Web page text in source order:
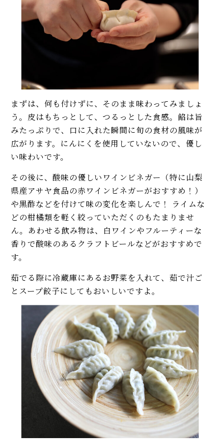
まずは、何も付けずに、そのまま味わってみましょ
う。皮はもちっとして、つるっとした食感。餡は旨
みたっぷりで、口に入れた瞬間に旬の食材の風味が
広がります。にんにくを使用していないので、優し
い味わいです。
その後に、酸味の優しいワインビネガー（特に山梨
県産アサヤ食品の赤ワインビネガーがおすすめ！）
や黒酢などを付けて味の変化を楽しんで！ ライムな
どの柑橘類を軽く絞っていただくのもたまりませ
ん。あわせる飲み物は、白ワインやフルーティーな
香りで酸味のあるクラフトビールなどがおすすめで
す。
茹でる際に冷蔵庫にあるお野菜を入れて、茹で汁ご
とスープ餃子にしてもおいしいですよ。